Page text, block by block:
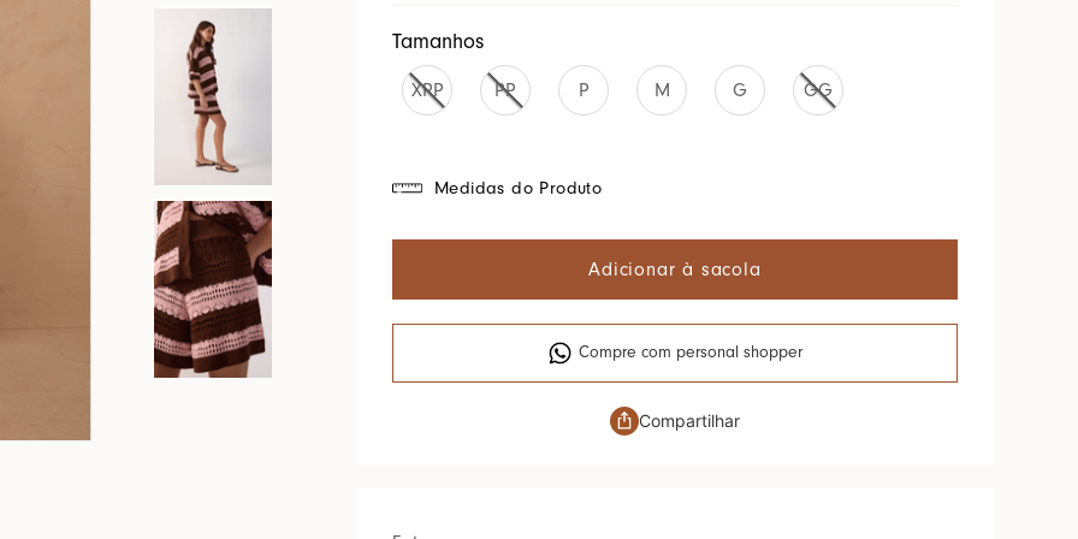
Tamanhos
XPP PP P M G GG
Medidas do Produto
Adicionar à sacola
Compre com personal shopper
Compartilhar